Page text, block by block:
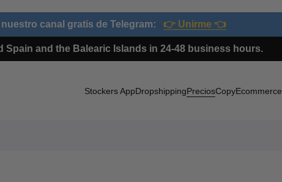
nuestro canal gratis de Telegram: 👉 Unirme 👈
Spain and the Balearic Islands in 24-48 business hours.
Stockers AppDropshippingPreciosCopyEcommerce